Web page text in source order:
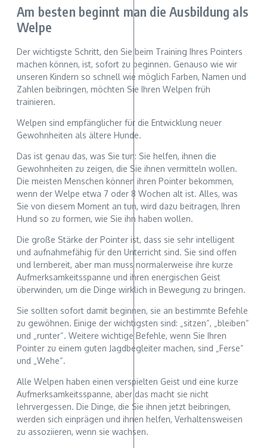
Am besten beginnt man die Ausbildung als
Welpe
Der wichtigste Schritt, den Sie beim Training Ihres Pointers
machen können, ist, sofort zu beginnen. Genauso wie wir
unseren Kindern so schnell wie möglich Farben, Namen und
Zahlen beibringen, möchten Sie Ihren Welpen früh
trainieren.
Welpen sind empfänglicher für die Entwicklung neuer
Gewohnheiten als ältere Hunde.
Das ist genau das, was Sie tun: Sie helfen, ihnen die
Gewohnheiten zu zeigen, die Sie ihnen vermitteln wollen.
Die meisten Menschen können ihren Pointer bekommen,
wenn der Welpe etwa 7 oder 8 Wochen alt ist. Alles, was
Sie von diesem Moment an tun, wird dazu beitragen, Ihren
Hund so zu formen, wie Sie ihn haben wollen.
Die große Stärke der Pointer ist, dass sie sehr intelligent
und aufnahmefähig für den Unterricht sind. Sie sind offen
und lernbereit, aber man muss normalerweise ihre kurze
Aufmerksamkeitsspanne und ihren energischen Geist
überwinden, um die Dinge wirklich in Bewegung zu bringen.
Sie sollten sofort damit beginnen, sie an bestimmte Befehle
zu gewöhnen. Einige der wichtigsten sind: „sitzen“, „bleiben“
und „runter“. Weitere wichtige Befehle, wenn Sie Ihren
Pointer zu einem guten Jagdbegleiter machen, sind „Ferse“
und „Wehe“.
Alle Welpen haben einen verspielten Geist und eine kurze
Aufmerksamkeitsspanne, aber das macht sie nicht
lehrvergessen. Die Dinge, die Sie ihnen jetzt beibringen,
werden sich einprägen und ihnen helfen, Verhaltensweisen
zu assoziieren, wenn sie wachsen.